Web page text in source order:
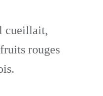
cueillait,
rouges